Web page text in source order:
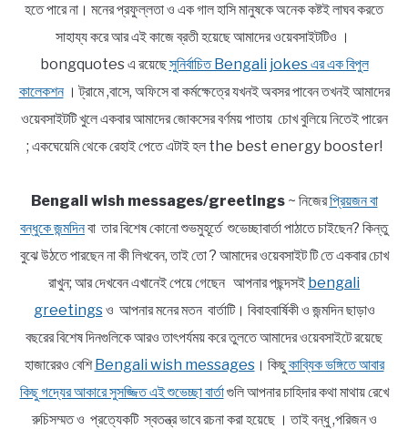
হতে পারে না। মনের প্রফুল্লতা ও এক গাল হাসি মানুষকে অনেক কষ্টই লাঘব করতে
সাহায্য করে আর এই কাজে ব্রতী হয়েছে আমাদের ওয়েবসাইটটিও ।
bongquotes এ রয়েছেসুনির্বাচিত Bengali jokes এর এক বিপুল
কালেকশন। ট্রামে ,বাসে, অফিসে বা কর্মক্ষেত্রে যখনই অবসর পাবেন তখনই আমাদের
ওয়েবসাইটটি খুলে একবার আমাদের জোকসের বর্ণময় পাতায় চোখ বুলিয়ে নিতেই পারেন
; একঘেয়েমি থেকে রেহাই পেতে এটাই হল the best energy booster!
Bengali wish messages/greetings~ নিজেরপ্রিয়জন বা
বন্ধুকে জন্মদিনবা তার বিশেষ কোনো শুভমুহূর্তে শুভেচ্ছাবার্তা পাঠাতে চাইছেন? কিন্তু
বুঝে উঠতে পারছেন না কী লিখবেন, তাই তো ? আমাদের ওয়েবসাইট টি তে একবার চোখ
রাখুন; আর দেখবেন এখানেই পেয়ে গেছেন আপনার পছন্দসই bengali
greetingsও আপনার মনের মতন বার্তাটি। বিবাহবার্ষিকী ও জন্মদিন ছাড়াও
বছরের বিশেষ দিনগুলিকে আরও তাৎপর্যময় করে তুলতে আমাদের ওয়েবসাইটে রয়েছে
হাজারেরও বেশিBengali wish messages। কিছুকাব্যিক ভঙ্গিতে আবার
কিছু গদ্যের আকারে সুসজ্জিত এই শুভেচ্ছা বার্তাগুলি আপনার চাহিদার কথা মাথায় রেখে
রুচিসম্মত ও প্রত্যেকটি স্বতন্ত্র ভাবে রচনা করা হয়েছে । তাই বন্ধু ,পরিজন ও